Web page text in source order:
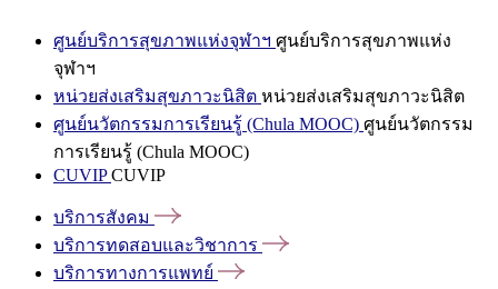
ศูนย์บริการสุขภาพแห่งจุฬาฯ ศูนย์บริการสุขภาพแห่ง
จุฬาฯ
หน่วยส่งเสริมสุขภาวะนิสิต หน่วยส่งเสริมสุขภาวะนิสิต
ศูนย์นวัตกรรมการเรียนรู้ (Chula MOOC) ศูนย์นวัตกรรม
การเรียนรู้ (Chula MOOC)
CUVIPCUVIP
บริการสังคม
บริการทดสอบและวิชาการ
บริการทางการแพทย์